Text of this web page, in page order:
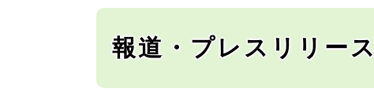
報道・プレスリリース